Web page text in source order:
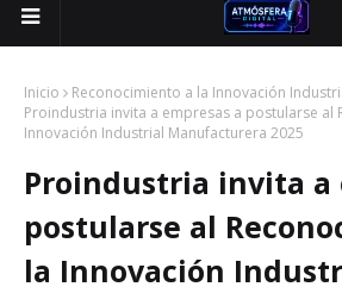
Inicio
Reconocimiento a la Innovación
Proindustria invita a empresas a postularse al
Innovación Industrial Manufacturera 2025
Proindustria invita a
postularse al
la Innovación